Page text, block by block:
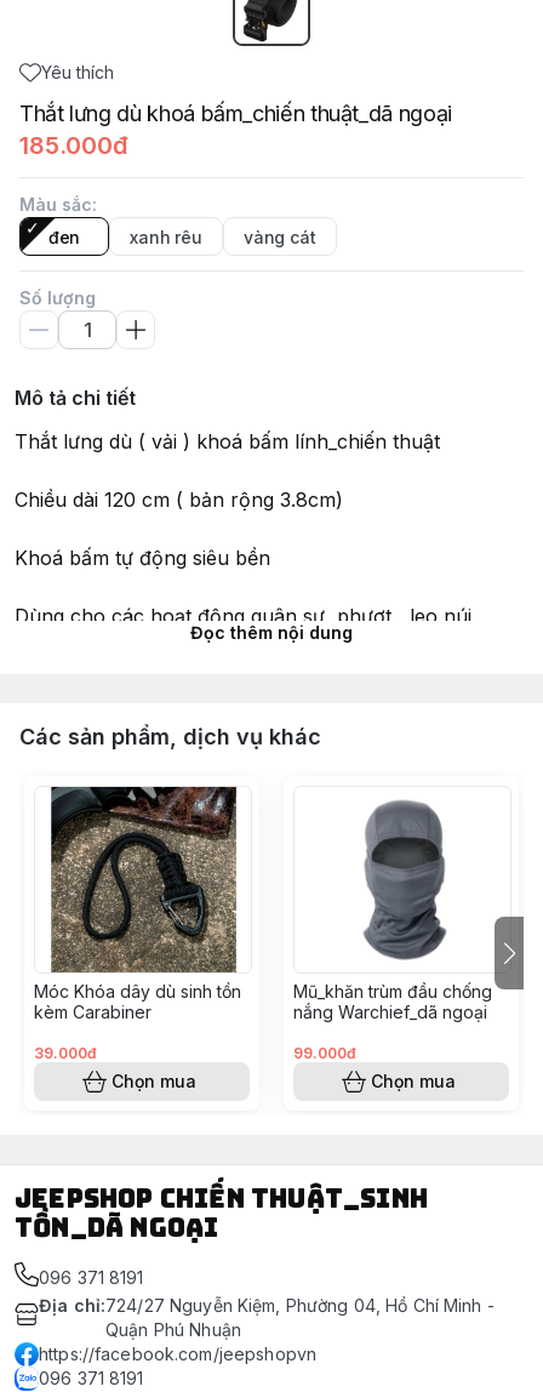
Yêu thích
Thắt lưng dù khoá bấm_chiến thuật_dã ngoại
185.000đ
Màu sắc:
đen
xanh rêu vàng cát
Số lượng
Mô tả chi tiết
Thắt lưng dù ( vải ) khoá bấm lính_chiến thuật
Chiều dài 120 cm ( bản rộng 3.8cm)
Khoá bấm tự động siêu bền
Dùng cho các hoạt động quân sự, phượt , leo núi
#dangoai #daylung #chienthuat #daithatlung #sinhton
Đọc thêm nội dung
Các sản phẩm, dịch vụ khác
Móc Khóa dây dù sinh tồn
kèm Carabiner
39.000đ
Chọn mua
Mũ_khăn trùm đầu chống
nắng Warchief_dã ngoại
99.000đ
Chọn mua
Jeepshop chiến thuật_sinh
tồn_dã ngoại
096 371 8191
Địa chỉ:724/27 Nguyễn Kiệm, Phường 04, Hồ Chí Minh -
Quận Phú Nhuận
https://facebook.com/jeepshopvn
096 371 8191